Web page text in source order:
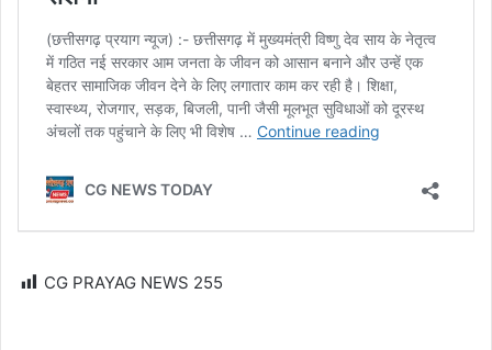
CG PRAYAG NEWS 255